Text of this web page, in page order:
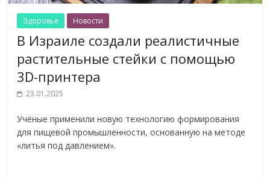
Здоровье Новости
В Израиле создали реалистичные
растительные стейки с помощью
3D-принтера
23.01.2025
Учёные применили новую технологию формирования
для пищевой промышленности, основанную на методе
«литья под давлением».